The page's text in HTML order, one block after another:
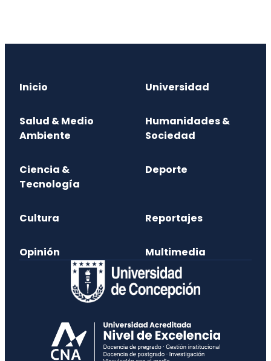
Inicio Universidad
Salud & Medio
Ambiente
Humanidades &
Sociedad
Ciencia &
Tecnología
Deporte
Cultura Reportajes
Opinión Multimedia